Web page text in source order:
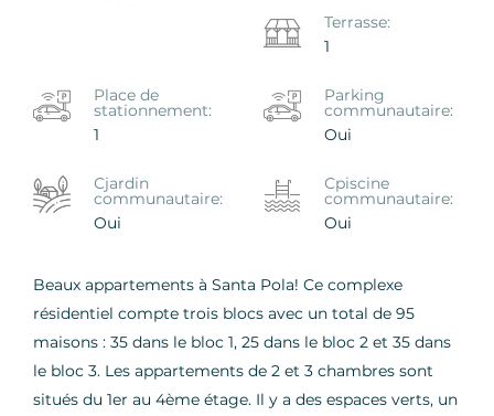
Terrasse:
1
Place de
stationnement:
1
Parking
communautaire:
Oui
Сjardin
communautaire:
Oui
Сpiscine
communautaire:
Oui
Beaux appartements à Santa Pola! Ce complexe
résidentiel compte trois blocs avec un total de 95
maisons : 35 dans le bloc 1, 25 dans le bloc 2 et 35 dans
le bloc 3. Les appartements de 2 et 3 chambres sont
situés du 1er au 4ème étage. Il y a des espaces verts, un